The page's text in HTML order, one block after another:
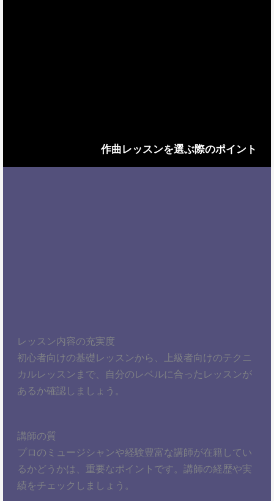
作曲レッスンを選ぶ際のポイント
レッスン内容の充実度
初心者向けの基礎レッスンから、上級者向けのテクニ
カルレッスンまで、自分のレベルに合ったレッスンが
あるか確認しましょう。
講師の質
プロのミュージシャンや経験豊富な講師が在籍してい
るかどうかは、重要なポイントです。講師の経歴や実
績をチェックしましょう。